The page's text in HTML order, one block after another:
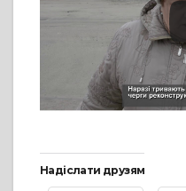
Надіслати друзям